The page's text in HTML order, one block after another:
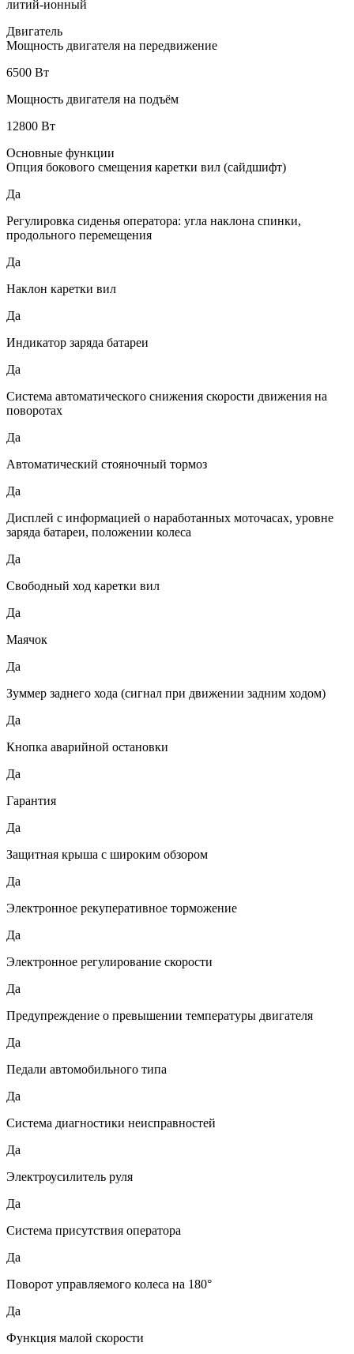
литий-ионный
Двигатель
Мощность двигателя на передвижение
6500 Вт
Мощность двигателя на подъём
12800 Вт
Основные функции
Опция бокового смещения каретки вил (сайдшифт)
Да
Регулировка сиденья оператора: угла наклона спинки,
продольного перемещения
Да
Наклон каретки вил
Да
Индикатор заряда батареи
Да
Система автоматического снижения скорости движения на
поворотах
Да
Автоматический стояночный тормоз
Да
Дисплей с информацией о наработанных моточасах, уровне
заряда батареи, положении колеса
Да
Свободный ход каретки вил
Да
Маячок
Да
Зуммер заднего хода (сигнал при движении задним ходом)
Да
Кнопка аварийной остановки
Да
Гарантия
Да
Защитная крыша с широким обзором
Да
Электронное рекуперативное торможение
Да
Электронное регулирование скорости
Да
Предупреждение о превышении температуры двигателя
Да
Педали автомобильного типа
Да
Система диагностики неисправностей
Да
Электроусилитель руля
Да
Система присутствия оператора
Да
Поворот управляемого колеса на 180°
Да
Функция малой скорости